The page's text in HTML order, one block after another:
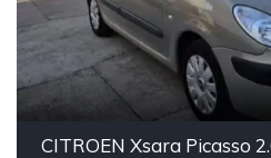
CITROEN Xsara Picasso